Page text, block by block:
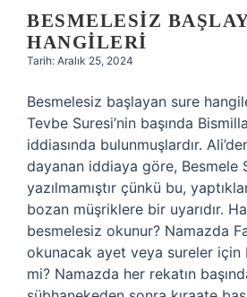
BESMELESIZ
HANGILERI
Tarih: Aralık 25, 2024
Besmelesiz başlayan sure
Tevbe Suresi’nin başında
iddiasında bulunmuşlardır.
dayanan iddiaya göre, Besmele
yazılmamıştır çünkü bu,
bozan müşriklere bir uyarıdır.
besmelesiz okunur? Namazda
okunacak ayet veya sureler için
mi? Namazda her rekatın